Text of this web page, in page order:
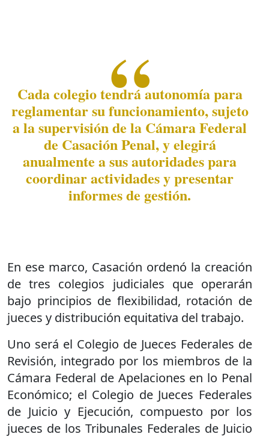
Cada colegio tendrá autonomía para
reglamentar su funcionamiento, sujeto
a la supervisión de la Cámara Federal
de Casación Penal, y elegirá
anualmente a sus autoridades para
coordinar actividades y presentar
informes de gestión.
En ese marco, Casación ordenó la creación
de tres colegios judiciales que operarán
bajo principios de flexibilidad, rotación de
jueces y distribución equitativa del trabajo.
Uno será el Colegio de Jueces Federales de
Revisión, integrado por los miembros de la
Cámara Federal de Apelaciones en lo Penal
Económico; el Colegio de Jueces Federales
de Juicio y Ejecución, compuesto por los
jueces de los Tribunales Federales de Juicio